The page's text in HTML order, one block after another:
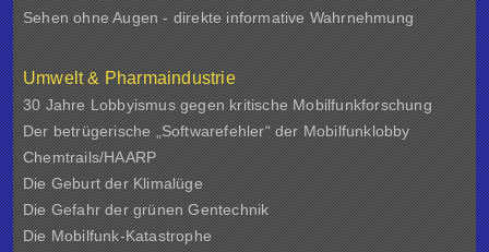
Sehen ohne Augen - direkte informative Wahrnehmung
Umwelt & Pharmaindustrie
30 Jahre Lobbyismus gegen kritische Mobilfunkforschung
Der betrügerische „Softwarefehler“ der Mobilfunklobby
Chemtrails/HAARP
Die Geburt der Klimalüge
Die Gefahr der grünen Gentechnik
Die Mobilfunk-Katastrophe